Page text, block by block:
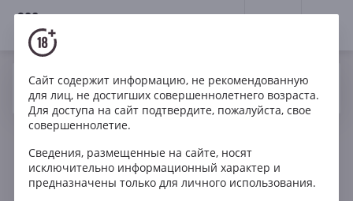
18+
Ваш город Москва ? Да
Вино Белое Сухое
Франция
Domaine Derain Landré Bourgogne AOC
Сайт содержит информацию, не рекомендованную
для лиц, не достигших совершеннолетнего возраста.
Для доступа на сайт подтвердите, пожалуйста, свое
совершеннолетие.
Сведения, размещенные на сайте, носят
исключительно информационный характер и
предназначены только для личного использования.